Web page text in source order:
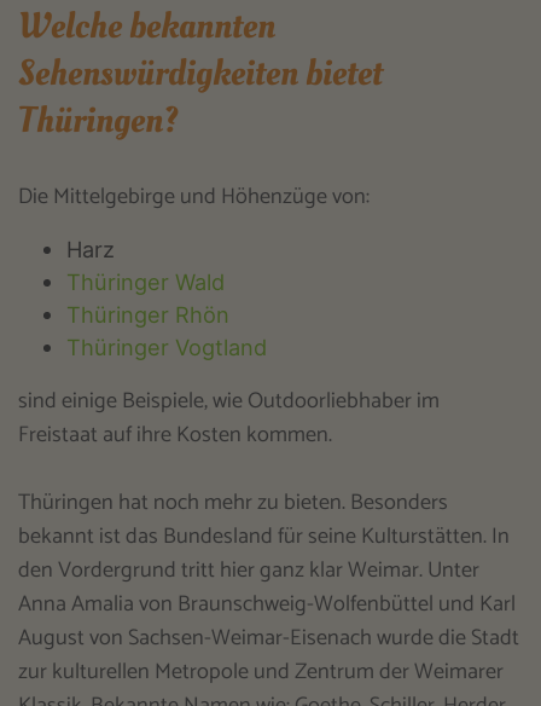
Welche bekannten
Sehenswürdigkeiten bietet
Thüringen?
Die Mittelgebirge und Höhenzüge von:
Harz
Thüringer Wald
Thüringer Rhön
Thüringer Vogtland
sind einige Beispiele, wie Outdoorliebhaber im
Freistaat auf ihre Kosten kommen.
Thüringen hat noch mehr zu bieten. Besonders
bekannt ist das Bundesland für seine Kulturstätten. In
den Vordergrund tritt hier ganz klar Weimar. Unter
Anna Amalia von Braunschweig-Wolfenbüttel und Karl
August von Sachsen-Weimar-Eisenach wurde die Stadt
zur kulturellen Metropole und Zentrum der Weimarer